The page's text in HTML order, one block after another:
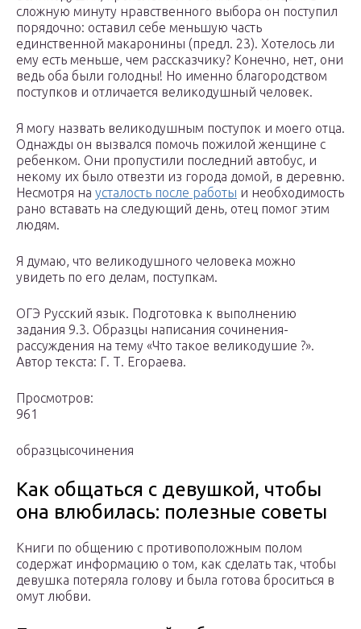
сложную минуту нравственного выбора он поступил
порядочно: оставил себе меньшую часть
единственной макаронины (предл. 23). Хотелось ли
ему есть меньше, чем рассказчику? Конечно, нет, они
ведь оба были голодны! Но именно благородством
поступков и отличается великодушный человек.
Я могу назвать великодушным поступок и моего отца.
Однажды он вызвался помочь пожилой женщине с
ребенком. Они пропустили последний автобус, и
некому их было отвезти из города домой, в деревню.
Несмотря на усталость после работы и необходимость
рано вставать на следующий день, отец помог этим
людям.
Я думаю, что великодушного человека можно
увидеть по его делам, поступкам.
ОГЭ Русский язык. Подготовка к выполнению
задания 9.3. Образцы написания сочинения-
рассуждения на тему «Что такое великодушие ?».
Автор текста: Г. Т. Егораева.
Просмотров:
961
образцысочинения
Как общаться с девушкой, чтобы
она влюбилась: полезные советы
Книги по общению с противоположным полом
содержат информацию о том, как сделать так, чтобы
девушка потеряла голову и была готова броситься в
омут любви.